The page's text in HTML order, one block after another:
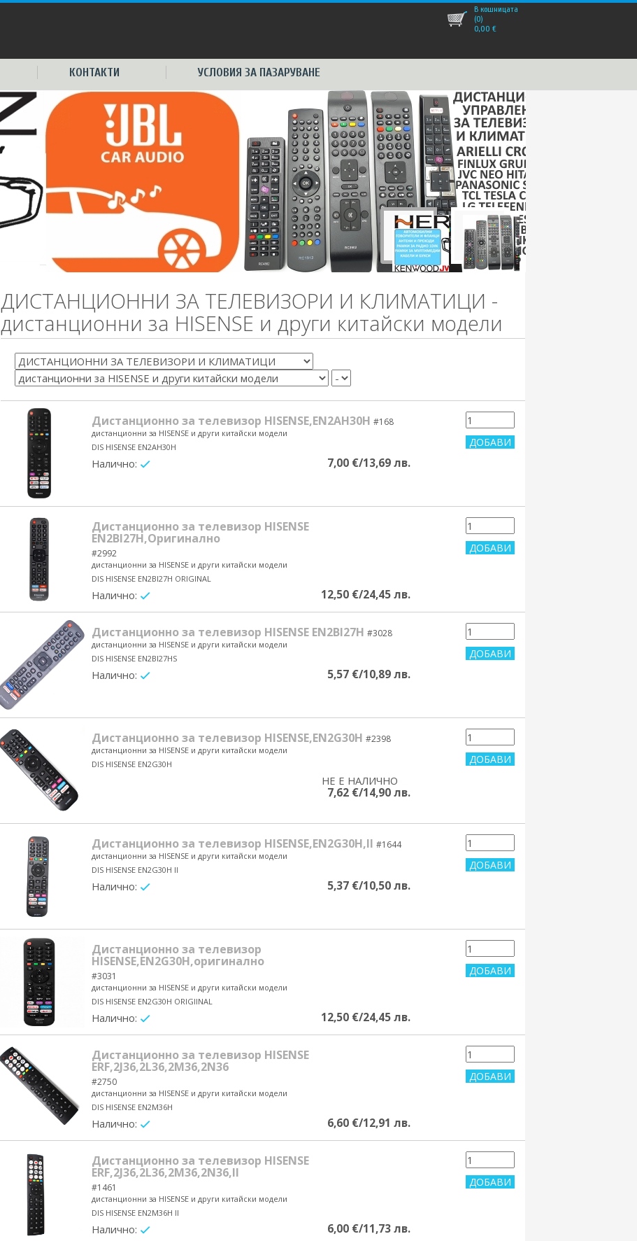
КОНТАКТИ УСЛОВИЯ ЗА ПАЗАРУВАНЕ
В кошницата
(0)
0,00 €
ДИСТАНЦИОННИ ЗА ТЕЛЕВИЗОРИ И КЛИМАТИЦИ -
дистанционни за HISENSE и други китайски модели
Дистанционно за телевизор HISENSE,EN2AH30H #168
дистанционни за HISENSE и други китайски модели
DIS HISENSE EN2AH30H
Налично: 7,00 €/13,69 лв.
Дистанционно за телевизор HISENSE
EN2BI27H,Оригинално
#2992
дистанционни за HISENSE и други китайски модели
DIS HISENSE EN2BI27H ORIGINAL
Налично: 12,50 €/24,45 лв.
Дистанционно за телевизор HISENSE EN2BI27H #3028
дистанционни за HISENSE и други китайски модели
DIS HISENSE EN2BI27HS
Налично: 5,57 €/10,89 лв.
Дистанционно за телевизор HISENSE,EN2G30H #2398
дистанционни за HISENSE и други китайски модели
DIS HISENSE EN2G30H
НЕ Е НАЛИЧНО
7,62 €/14,90 лв.
Дистанционно за телевизор HISENSE,EN2G30H,II #1644
дистанционни за HISENSE и други китайски модели
DIS HISENSE EN2G30H II
Налично: 5,37 €/10,50 лв.
Дистанционно за телевизор
HISENSE,EN2G30H,оригинално
#3031
дистанционни за HISENSE и други китайски модели
DIS HISENSE EN2G30H ORIGIINAL
Налично: 12,50 €/24,45 лв.
Дистанционно за телевизор HISENSE
ERF,2J36,2L36,2M36,2N36
#2750
дистанционни за HISENSE и други китайски модели
DIS HISENSE EN2M36H
Налично: 6,60 €/12,91 лв.
Дистанционно за телевизор HISENSE
ERF,2J36,2L36,2M36,2N36,II
#1461
дистанционни за HISENSE и други китайски модели
DIS HISENSE EN2M36H II
Налично: 6,00 €/11,73 лв.